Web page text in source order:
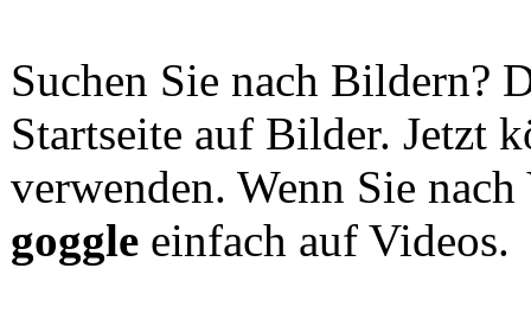
Suchen Sie nach Bildern?
Startseite auf Bilder. Jetzt
verwenden. Wenn Sie
goggleeinfach auf Videos.